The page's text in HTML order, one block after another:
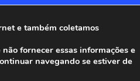
Fiscais da Receita Federal
Reservados.
e também coletamos
fornecer essas informações e
navegando se estiver de